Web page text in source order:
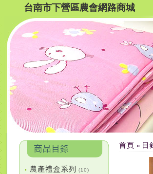
台南市下營區農會網路商城
• 農產禮盒系列 (10)
首頁 » 目